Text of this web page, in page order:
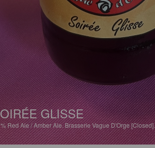
GLISSE
Red Ale / Amber Ale.Brasserie Vague D'Orge [Closed].